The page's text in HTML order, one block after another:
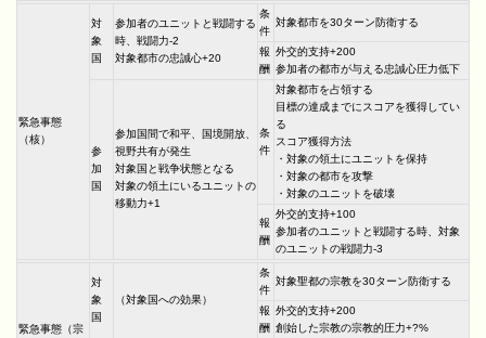
緊急事態
（核）
対
象
国
参加者のユニットと戦闘する
時、戦闘力-2
対象都市の忠誠心+20
条
件
対象都市を30ターン防衛する
報
酬
外交的支持+200
参加者の都市が与える忠誠心圧力低下
参
加
国
参加国間で和平、国境開放、
視野共有が発生
対象国と戦争状態となる
対象の領土にいるユニットの
移動力+1
条
件
対象都市を占領する
目標の達成までにスコアを獲得してい
る
スコア獲得方法
・対象の領土にユニットを保持
・対象の都市を攻撃
・対象のユニットを破壊
報
酬
外交的支持+100
参加者のユニットと戦闘する時、対象
のユニットの戦闘力-3
緊急事態（宗
対
象
国
（対象国への効果）
条
件
対象聖都の宗教を30ターン防衛する
報
酬
外交的支持+200
創始した宗教の宗教的圧力+?%